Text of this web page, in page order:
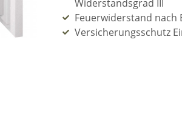
Widerstandsgrad III
Feuerwiderstand nach
Versicherungsschutz